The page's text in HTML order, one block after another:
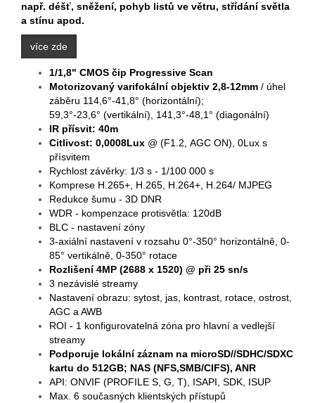
např. déšť, sněžení, pohyb listů ve větru, střídání světla
a stínu apod.
více zde
1/1,8" CMOS čip Progressive Scan
Motorizovaný varifokální objektiv 2,8-12mm / úhel
záběru 114,6°-41,8° (horizontální);
59,3°-23,6° (vertikální), 141,3°-48,1° (diagonální)
IR přísvit: 40m
Citlivost: 0,0008Lux @ (F1.2, AGC ON), 0Lux s
přísvitem
Rychlost závěrky: 1/3 s - 1/100 000 s
Komprese H.265+, H.265, H.264+, H.264/ MJPEG
Redukce šumu - 3D DNR
WDR - kompenzace protisvětla: 120dB
BLC - nastavení zóny
3-axiální nastavení v rozsahu 0°-350° horizontálně, 0-
85° vertikálně, 0-350° rotace
Rozlišení 4MP (2688 x 1520) @ při 25 sn/s
3 nezávislé streamy
Nastavení obrazu: sytost, jas, kontrast, rotace, ostrost,
AGC a AWB
ROI - 1 konfigurovatelná zóna pro hlavní a vedlejší
streamy
Podporuje lokální záznam na microSD//SDHC/SDXC
kartu do 512GB; NAS (NFS,SMB/CIFS), ANR
API: ONVIF (PROFILE S, G, T), ISAPI, SDK, ISUP
Max. 6 současných klientských přístupů